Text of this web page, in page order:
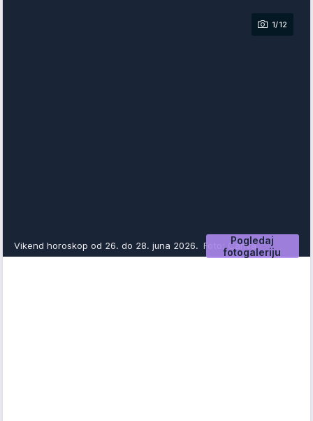
1/12
Pogledaj
fotogaleriju
Vikend horoskop od 26. do 28. juna 2026. Foto: Canva